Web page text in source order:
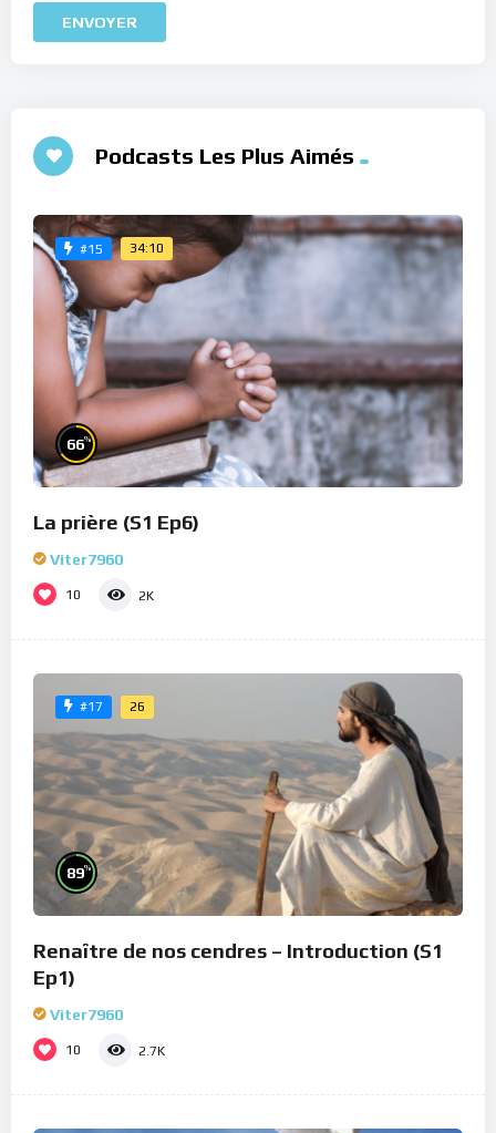
Podcasts Les Plus Aimés
#15 34:10
66%
La prière (S1 Ep6)
Viter7960
10 2K
#17 26
89%
Renaître de nos cendres – Introduction (S1
Ep1)
Viter7960
10 2.7K